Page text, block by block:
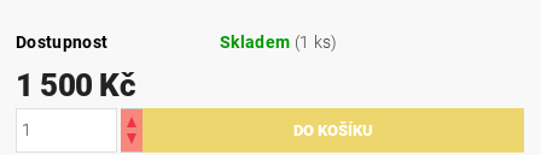
Dostupnost Skladem (1 ks)
1 500 Kč